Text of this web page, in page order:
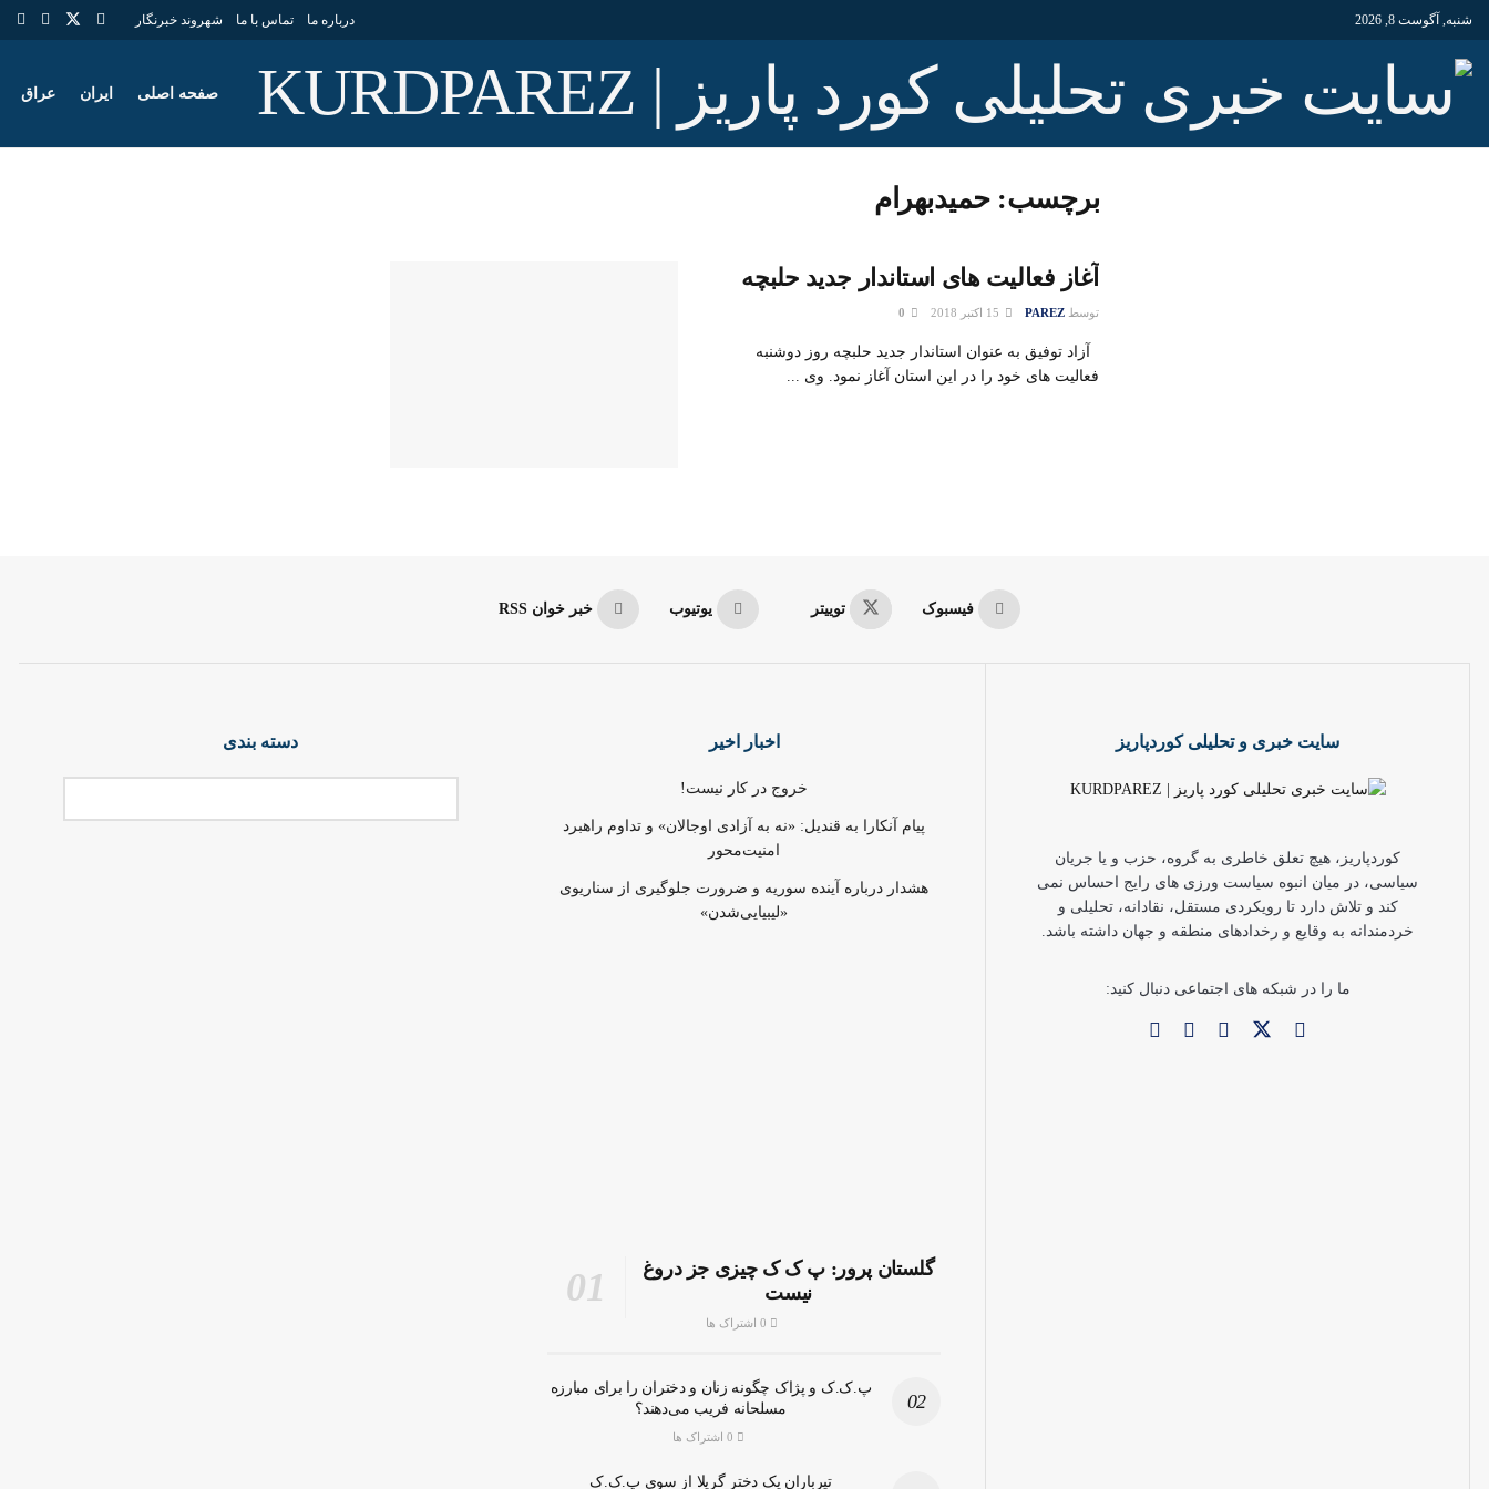
شنبه, آگوست 8, 2026 درباره ما تماس با ما شهروند خبرنگار
صفحه اصلی ایران عراق
برچسب:حميدبهرام
آغاز فعالیت های استاندار جدید حلبچه
توسط PAREZ
آزاد توفیق به عنوان استاندار جدید حلبچه روز دوشنبه
فعالیت های خود را در این استان آغاز نمود. وی ...
فیسبوک توییتر یوتیوب خبر خوان RSS
سایت خبری و تحلیلی کوردپاریز
کوردپاریز، هیچ تعلق خاطری به گروه، حزب و یا جریان
سیاسی، در میان انبوه سیاست ورزی های رایج احساس نمی
کند و تلاش دارد تا رویکردی مستقل، نقادانه، تحلیلی و
خردمندانه به وقایع و رخدادهای منطقه و جهان داشته باشد.
ما را در شبکه های اجتماعی دنبال کنید:
اخبار اخیر
خروج در کار نیست!
پیام آنکارا به قندیل: «نه به آزادی اوجالان» و تداوم راهبرد
امنیت‌محور
هشدار درباره آینده سوریه و ضرورت جلوگیری از سناریوی
«لیبیایی‌شدن»
گلستان پرور: پ ک ک چیزی جز دروغ
نیست
پ.ک.ک و پژاک چگونه زنان و دختران را برای مبارزه
مسلحانه فریب می‌دهند؟
تیرباران یک دختر گریلا از سوی پ.ک.ک
دسته بندی